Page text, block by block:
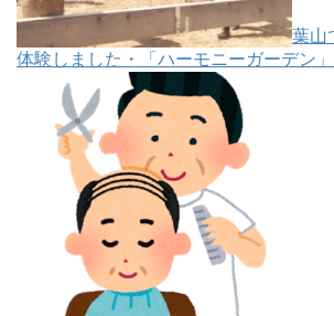
葉山
体験しました・「ハーモニーガーデン」